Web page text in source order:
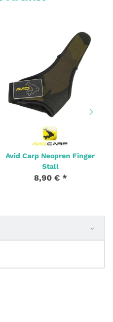
Avid Carp Neopren Finger
Stall
8,90 € *